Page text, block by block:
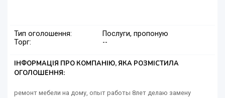
Тип оголошення:
Послуги, пропоную
Торг:
--
ІНФОРМАЦІЯ ПРО КОМПАНІЮ, ЯКА РОЗМІСТИЛА
ОГОЛОШЕННЯ:
ремонт мебели на дому, опыт работы 8лет делаю замену